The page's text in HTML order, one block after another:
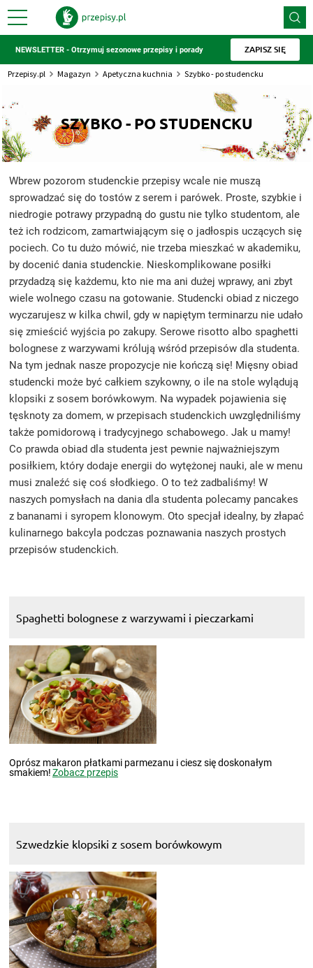
NEWSLETTER - Otrzymuj sezonowe przepisy i porady ZAPISZ SIĘ
Przepisy.pl Magazyn Apetyczna kuchnia Szybko - po studencku
SZYBKO - PO STUDENCKU
Wbrew pozorom studenckie przepisy wcale nie muszą
sprowadzać się do tostów z serem i parówek. Proste, szybkie i
niedrogie potrawy przypadną do gustu nie tylko studentom, ale
też ich rodzicom, zamartwiającym się o jadłospis uczących się
pociech. Co tu dużo mówić, nie trzeba mieszkać w akademiku,
by docenić dania studenckie. Nieskomplikowane posiłki
przydadzą się każdemu, kto nie ma ani dużej wprawy, ani zbyt
wiele wolnego czasu na gotowanie. Studencki obiad z niczego
wyczarujesz w kilka chwil, gdy w napiętym terminarzu nie udało
się zmieścić wyjścia po zakupy. Serowe risotto albo spaghetti
bolognese z warzywami królują wśród przepisów dla studenta.
Na tym jednak nasze propozycje nie kończą się! Mięsny obiad
studencki może być całkiem szykowny, o ile na stole wylądują
klopsiki z sosem borówkowym. Na wypadek pojawienia się
tęsknoty za domem, w przepisach studenckich uwzględniliśmy
także pomidorową i tradycyjnego schabowego. Jak u mamy!
Co prawda obiad dla studenta jest pewnie najważniejszym
posiłkiem, który dodaje energii do wytężonej nauki, ale w menu
musi znaleźć się coś słodkiego. O to też zadbaliśmy! W
naszych pomysłach na dania dla studenta polecamy pancakes
z bananami i syropem klonowym. Oto specjał idealny, by złapać
kulinarnego bakcyla podczas poznawania naszych prostych
przepisów studenckich.
Spaghetti bolognese z warzywami i pieczarkami
Oprósz makaron płatkami parmezanu i ciesz się doskonałym
smakiem!Zobacz przepis
Szwedzkie klopsiki z sosem borówkowym